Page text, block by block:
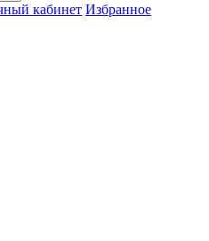
кабинет Избранное